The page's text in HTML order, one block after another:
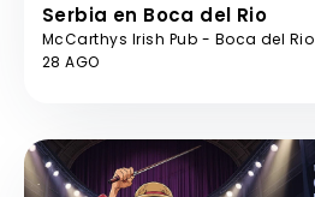
Serbia en Boca del Rio
McCarthys Irish Pub - Boca del Rio
28 AGO